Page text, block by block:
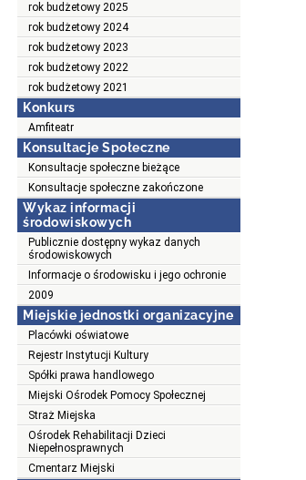
rok budżetowy 2025
rok budżetowy 2024
rok budżetowy 2023
rok budżetowy 2022
rok budżetowy 2021
Konkurs
Amfiteatr
Konsultacje Społeczne
Konsultacje społeczne bieżące
Konsultacje społeczne zakończone
Wykaz informacji
środowiskowych
Publicznie dostępny wykaz danych
środowiskowych
Informacje o środowisku i jego ochronie
2009
Miejskie jednostki organizacyjne
Placówki oświatowe
Rejestr Instytucji Kultury
Spółki prawa handlowego
Miejski Ośrodek Pomocy Społecznej
Straż Miejska
Ośrodek Rehabilitacji Dzieci
Niepełnosprawnych
Cmentarz Miejski